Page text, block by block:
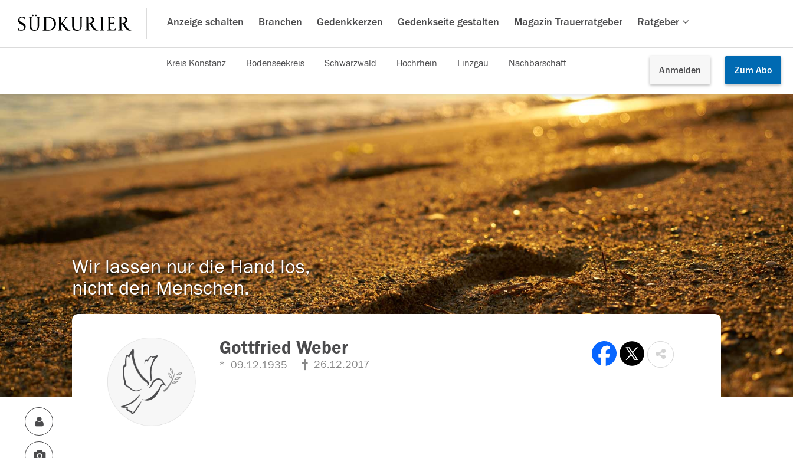
Anzeige schalten Branchen Gedenkkerzen Gedenkseite gestalten Magazin Trauerratgeber Ratgeber
Anmelden Zum Abo
Kreis Konstanz Bodenseekreis Schwarzwald Hochrhein Linzgau Nachbarschaft
Wir lassen nur die Hand los,
nicht den Menschen.
Gottfried Weber
09.12.1935 26.12.2017